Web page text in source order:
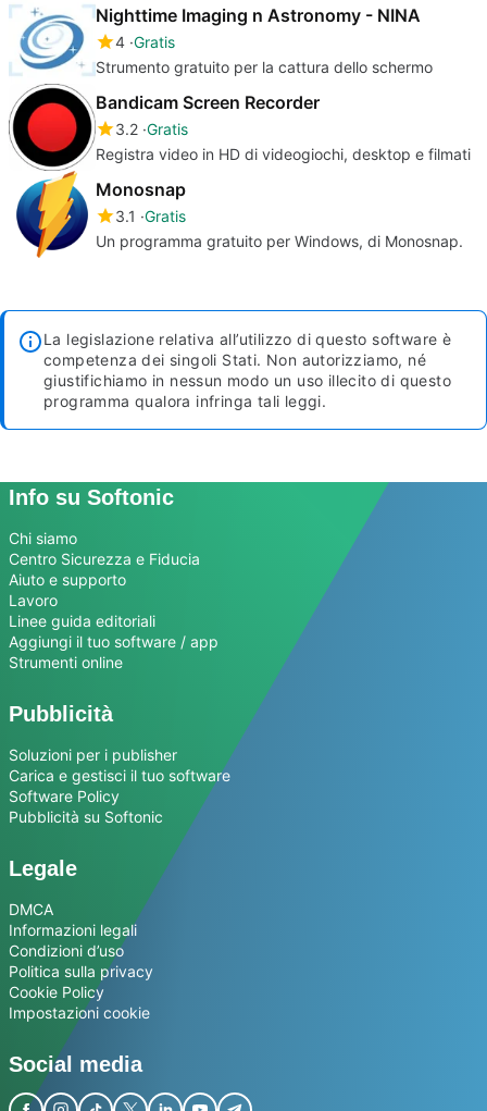
Nighttime Imaging n Astronomy - NINA
4 Gratis
Strumento gratuito per la cattura dello schermo
Bandicam Screen Recorder
3.2 Gratis
Registra video in HD di videogiochi, desktop e filmati
Monosnap
3.1 Gratis
Un programma gratuito per Windows, di Monosnap.
La legislazione relativa all’utilizzo di questo software è
competenza dei singoli Stati. Non autorizziamo, né
giustifichiamo in nessun modo un uso illecito di questo
programma qualora infringa tali leggi.
Info su Softonic
Chi siamo
Centro Sicurezza e Fiducia
Aiuto e supporto
Lavoro
Linee guida editoriali
Aggiungi il tuo software / app
Strumenti online
Pubblicità
Soluzioni per i publisher
Carica e gestisci il tuo software
Software Policy
Pubblicità su Softonic
Legale
DMCA
Informazioni legali
Condizioni d’uso
Politica sulla privacy
Cookie Policy
Impostazioni cookie
Social media